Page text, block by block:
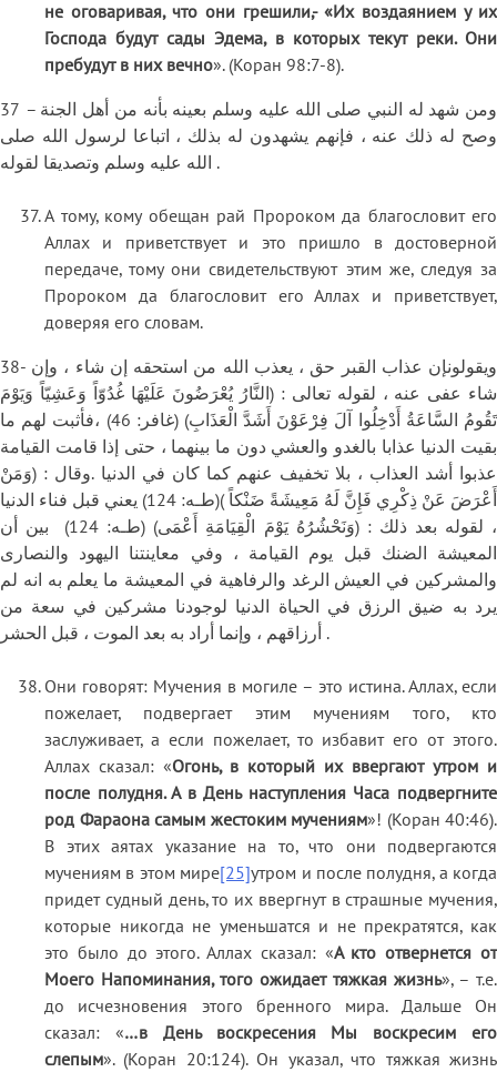
не оговаривая, что они грешили,- «Их воздаянием у их
Господа будут сады Эдема, в которых текут реки. Они
пребудут в них вечно». (Коран 98:7-8).
37 – ومن شهد له النبي صلى الله عليه وسلم بعينه بأنه من أهل الجنة
وصح له ذلك عنه ، فإنهم يشهدون له بذلك ، اتباعا لرسول الله صلى
الله عليه وسلم وتصديقا لقوله .
А тому, кому обещан рай Пророком да благословит его
Аллах и приветствует и это пришло в достоверной
передаче, тому они свидетельствуют этим же, следуя за
Пророком да благословит его Аллах и приветствует,
доверяя его словам.
38- ويقولونإن عذاب القبر حق ، يعذب الله من استحقه إن شاء ، وإن
شاء عفى عنه ، لقوله تعالى : (النَّارُ يُعْرَضُونَ عَلَيْهَا غُدُوّاً وَعَشِيّاً وَيَوْمَ
تَقُومُ السَّاعَةُ أَدْخِلُوا آلَ فِرْعَوْنَ أَشَدَّ الْعَذَابِ) (غافر: 46) ،فأثبت لهم ما
بقيت الدنيا عذابا بالغدو والعشي دون ما بينهما ، حتى إذا قامت القيامة
عذبوا أشد العذاب ، بلا تخفيف عنهم كما كان في الدنيا .وقال : (وَمَنْ
أَعْرَضَ عَنْ ذِكْرِي فَإِنَّ لَهُ مَعِيشَةً ضَنْكاً )(طـه: 124) يعني قبل فناء الدنيا
، لقوله بعد ذلك : (وَنَحْشُرُهُ يَوْمَ الْقِيَامَةِ أَعْمَى) (طـه: 124) بين أن
المعيشة الضنك قبل يوم القيامة ، وفي معاينتنا اليهود والنصارى
والمشركين في العيش الرغد والرفاهية في المعيشة ما يعلم به انه لم
يرد به ضيق الرزق في الحياة الدنيا لوجودنا مشركين في سعة من
أرزاقهم ، وإنما أراد به بعد الموت ، قبل الحشر .
Они говорят: Мучения в могиле – это истина. Аллах, если
пожелает, подвергает этим мучениям того, кто
заслуживает, а если пожелает, то избавит его от этого.
Аллах сказал: «Огонь, в который их ввергают утром и
после полудня. А в День наступления Часа подвергните
род Фараона самым жестоким мучениям»! (Коран 40:46).
В этих аятах указание на то, что они подвергаются
мучениям в этом мире[25]утром и после полудня, а когда
придет судный день, то их ввергнут в страшные мучения,
которые никогда не уменьшатся и не прекратятся, как
это было до этого. Аллах сказал: «А кто отвернется от
Моего Напоминания, того ожидает тяжкая жизнь», – т.е.
до исчезновения этого бренного мира. Дальше Он
сказал: «…в День воскресения Мы воскресим его
слепым». (Коран 20:124). Он указал, что тяжкая жизнь